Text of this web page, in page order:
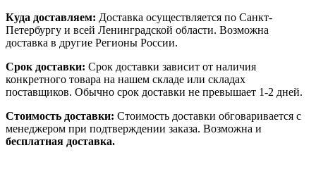
Куда доставляем: Доставка осуществляется по Санкт-
Петербургу и всей Ленинградской области. Возможна
доставка в другие Регионы России.
Срок доставки: Срок доставки зависит от наличия
конкретного товара на нашем складе или складах
поставщиков. Обычно срок доставки не превышает 1-2 дней.
Стоимость доставки: Стоимость доставки обговаривается с
менеджером при подтверждении заказа. Возможна и
бесплатная доставка.